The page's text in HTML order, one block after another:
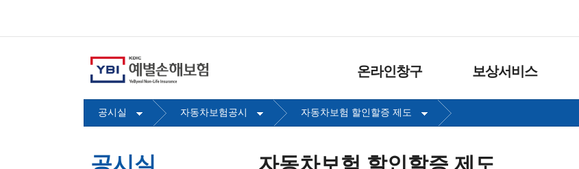
뉴
온라인창구 보상서비스
공시실 자동차보험공시 자동차보험 할인할증 제도
자동차보험 할인할증 제도